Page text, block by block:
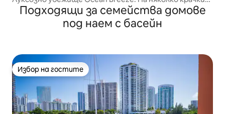
от плажа
Подходящи за семейства домове
под наем с басейн
Избор на гостите
Избор на гостите